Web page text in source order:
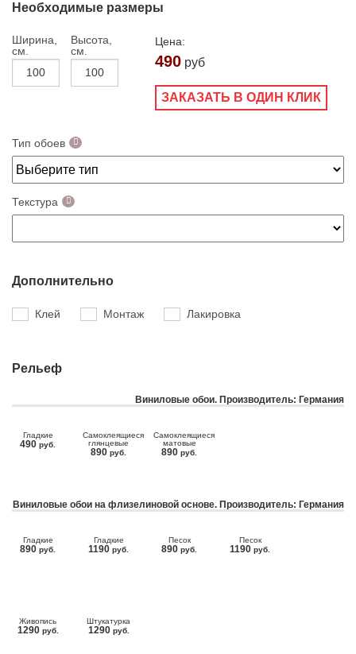
Необходимые размеры
Ширина,
см.
Высота,
см.
Цена:
490 руб
ЗАКАЗАТЬ В ОДИН КЛИК
Тип обоев
Текстура
Дополнительно
Клей Монтаж Лакировка
Рельеф
Виниловые обои. Производитель: Германия
Гладкие
490 руб.
Самоклеящиеся
глянцевые
890 руб.
Самоклеящиеся
матовые
890 руб.
Виниловые обои на флизелиновой основе. Производитель: Германия
Гладкие
890 руб.
Гладкие
1190 руб.
Песок
890 руб.
Песок
1190 руб.
Живопись
1290 руб.
Штукатурка
1290 руб.